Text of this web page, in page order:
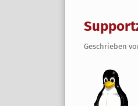
Geschrieben